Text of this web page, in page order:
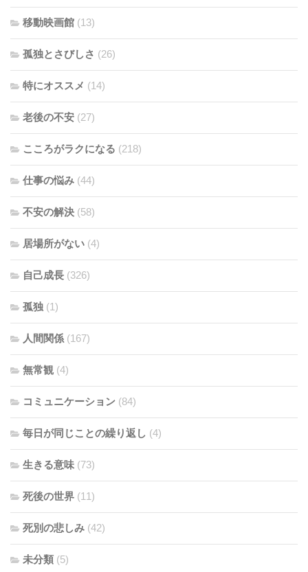
移動映画館 (13)
孤独とさびしさ (26)
特にオススメ (14)
老後の不安 (27)
こころがラクになる (218)
仕事の悩み (44)
不安の解決 (58)
居場所がない (4)
自己成長 (326)
孤独 (1)
人間関係 (167)
無常観 (4)
コミュニケーション (84)
毎日が同じことの繰り返し (4)
生きる意味 (73)
死後の世界 (11)
死別の悲しみ (42)
未分類 (5)